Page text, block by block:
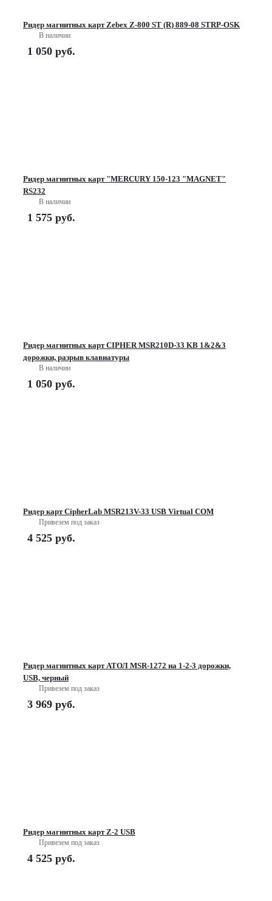
Ридер магнитных карт Zebex Z-800 ST (R) 889-08 STRP-OSK
В наличии
1 050 руб.
Ридер магнитных карт "MERCURY 150-123 "MAGNET"
RS232
В наличии
1 575 руб.
Ридер магнитных карт CIPHER MSR210D-33 KB 1&2&3
дорожки, разрыв клавиатуры
В наличии
1 050 руб.
Ридер карт CipherLab MSR213V-33 USB Virtual COM
Привезем под заказ
4 525 руб.
Ридер магнитных карт АТОЛ MSR-1272 на 1-2-3 дорожки,
USB, черный
Привезем под заказ
3 969 руб.
Ридер магнитных карт Z-2 USB
Привезем под заказ
4 525 руб.